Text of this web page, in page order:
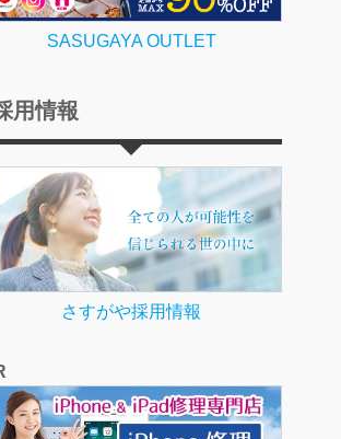
SASUGAYA OUTLET
用情報
さすがや採用情報